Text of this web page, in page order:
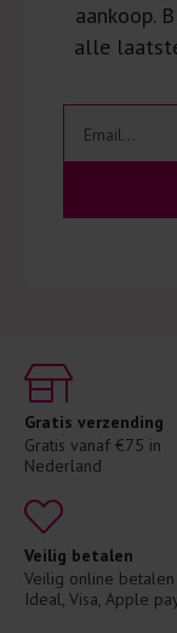
aankoop.
alle
Gratis verzending
Gratis vanaf €75 in
Nederland
Veilig betalen
Veilig online betalen
Ideal, Visa, Apple